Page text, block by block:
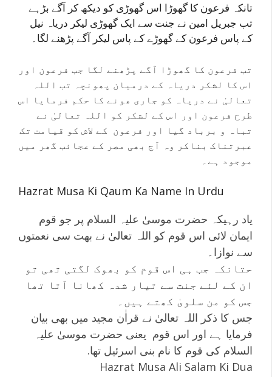
تانکہ فرعون کا گھوڑا اس گھوڑی کو دیکھ کر آگے بڑہے
تب جبریل امین نے جنت سے ایک گھوڑی لیکر دریاہ نیل
کے پاس فرعون کے گھوڑے کے پاس لیکر آگے پڑھنے لگا۔
تب فرعون کا گھوڑا آگے پڑھنے لگا جب فرعون اور
اس کا لشکر دریاہ کے درمیان پھونچہ تب اللہ
تعالیٰ نے دریاہ کو جاری ھونے کا حکم فرمایا اس
طرح فرعون اور اس کے لشکر کو اللہ تعالیٰ نے
تباہ و برباد گیا اور فرعون کے لاش کو قیامت تک
عبرتناک بناکر وہ آج بھی مصر کے عجائب گھر میں
موجود ہے۔
Hazrat Musa Ki Qaum Ka Name In Urdu
یاد رہیکہ حضرت موسیٰ علیہ السلام پر جو قوم
ایمان لائی اس قوم کو اللہ تعالیٰ نے بھت سی نعمتوں
سے نوازا۔
حتانکہ جب ہی اس قوم کو بھوک لگتی تھی تو
ان کے لئے جنت سے تیار شدہ کھانا آتا تھا
جس کو من سلویٰ کھتے ہیں۔
جس کا ذکر اللہ تعالیٰ نے قراٰن مجید میں بھی بیان
فرمایا ہے اور اس قوم یعنی حضرت موسیٰ علیہ
السلام کی قوم کا نام بنی اسرئیل تھا.
Hazrat Musa Ali Salam Ki Dua